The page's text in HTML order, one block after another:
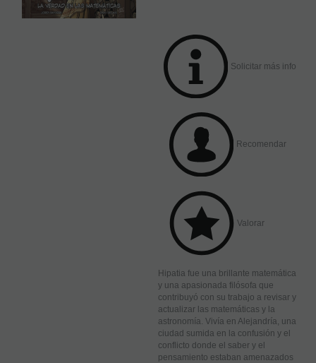
Solicitar más info
Recomendar
Valorar
Hipatia fue una brillante matemática
y una apasionada filósofa que
contribuyó con su trabajo a revisar y
actualizar las matemáticas y la
astronomía. Vivía en Alejandría, una
ciudad sumida en la confusión y el
conflicto donde el saber y el
pensamiento estaban amenazados